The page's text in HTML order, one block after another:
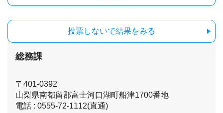
投票しないで結果をみる
総務課
〒401-0392
山梨県南都留郡富士河口湖町船津1700番地
電話 : 0555-72-1112(直通)